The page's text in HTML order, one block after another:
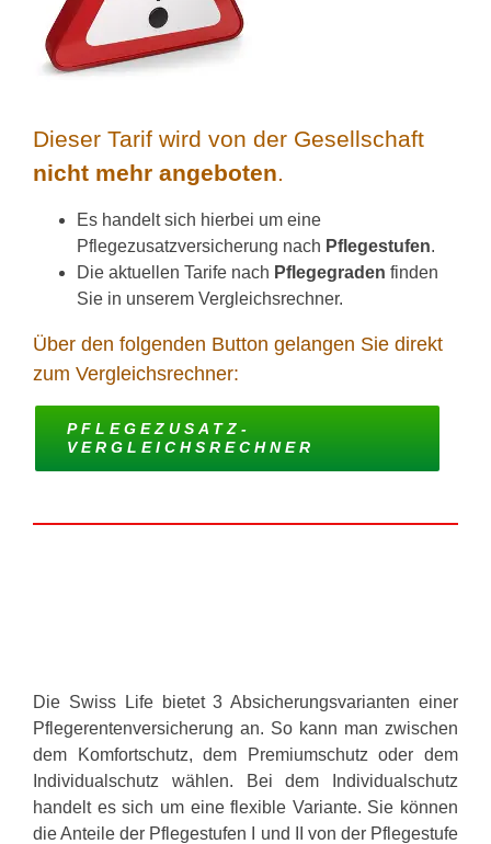
Dieser Tarif wird von der Gesellschaft
nicht mehr angeboten.
Es handelt sich hierbei um eine
Pflegezusatzversicherung nach Pflegestufen.
Die aktuellen Tarife nach Pflegegraden finden
Sie in unserem Vergleichsrechner.
Über den folgenden Button gelangen Sie direkt
zum Vergleichsrechner:
PFLEGEZUSATZ-
VERGLEICHSRECHNER
Die Swiss Life bietet 3 Absicherungsvarianten einer
Pflegerentenversicherung an. So kann man zwischen
dem Komfortschutz, dem Premiumschutz oder dem
Individualschutz wählen. Bei dem Individualschutz
handelt es sich um eine flexible Variante. Sie können
die Anteile der Pflegestufen I und II von der Pflegestufe